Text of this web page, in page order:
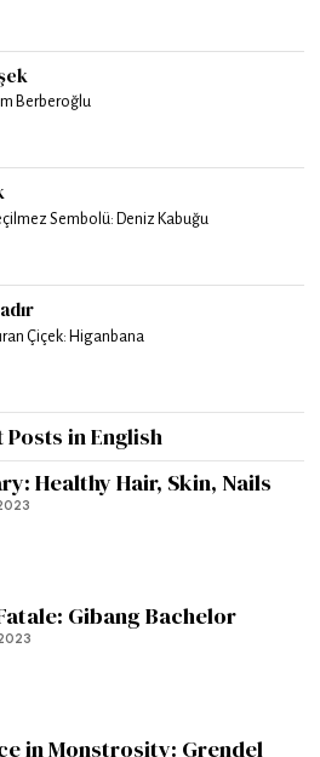
Berberoğlu
Sembolü: Deniz Kabuğu
Çiçek: Higanbana
Posts in English
Healthy Hair, Skin, Nails
Gibang Bachelor
in Monstrosity: Grendel